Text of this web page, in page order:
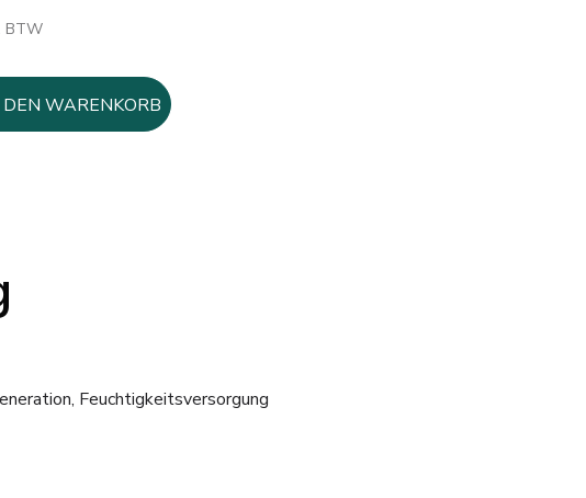
BTW
DEN WARENKORB
Feuchtigkeitsversorgung